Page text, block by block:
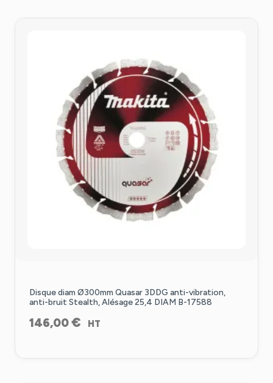
Disque diam Ø300mm Quasar 3DDG anti-vibration,
anti-bruit Stealth, Alésage 25,4 DIAM B-17588
146,00€ HT